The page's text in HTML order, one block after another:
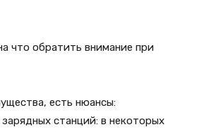
что обратить внимание при
есть нюансы:
станций: в некоторых